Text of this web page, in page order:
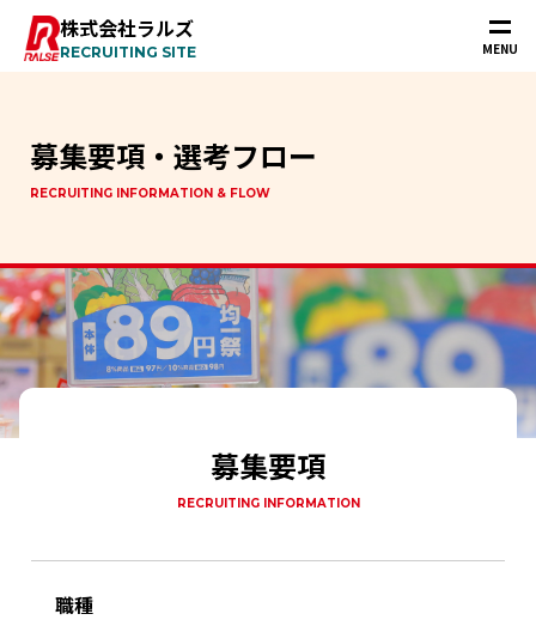
株式会社ラルズ
RECRUITING SITE MENU
募集要項・選考フロー
RECRUITING INFORMATION & FLOW
募集要項
RECRUITING INFORMATION
職種